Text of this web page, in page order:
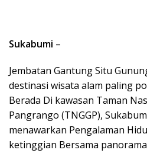
Sukabumi –
Jembatan Gantung Situ
destinasi wisata alam paling
Berada Di kawasan Taman
Pangrango (TNGGP),
menawarkan Pengalaman
ketinggian Bersama